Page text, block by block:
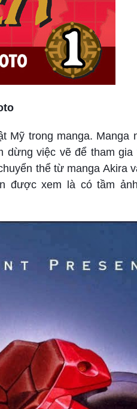
Mỹ trong manga. Manga
dừng việc vẽ để tham
thể từ manga Akira
được xem là có tầm